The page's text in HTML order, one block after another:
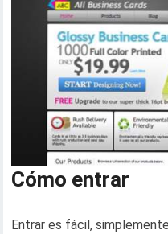
Cómo entrar
Entrar es fácil,